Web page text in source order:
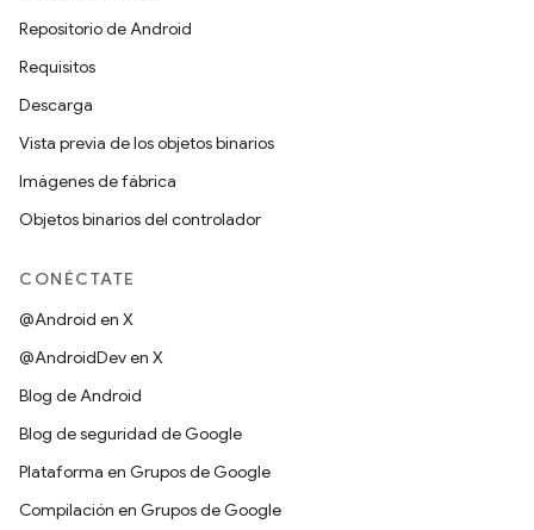
Repositorio de Android
Requisitos
Descarga
Vista previa de los objetos binarios
Imágenes de fábrica
Objetos binarios del controlador
CONÉCTATE
@Android en X
@AndroidDev en X
Blog de Android
Blog de seguridad de Google
Plataforma en Grupos de Google
Compilación en Grupos de Google